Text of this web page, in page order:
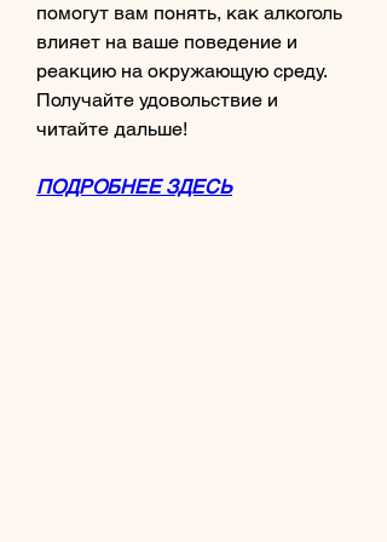
помогут вам понять, как алкоголь
влияет на ваше поведение и
реакцию на окружающую среду.
Получайте удовольствие и
читайте дальше!
ПОДРОБНЕЕ ЗДЕСЬ